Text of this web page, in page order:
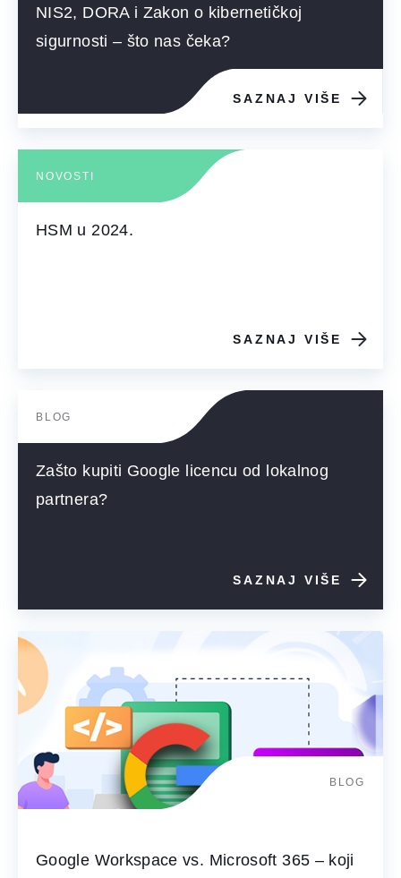
NIS2, DORA i Zakon o kibernetičkoj
sigurnosti – što nas čeka?
SAZNAJ VIŠE
NOVOSTI
HSM u 2024.
SAZNAJ VIŠE
BLOG
Zašto kupiti Google licencu od lokalnog
partnera?
SAZNAJ VIŠE
BLOG
Google Workspace vs. Microsoft 365 – koji